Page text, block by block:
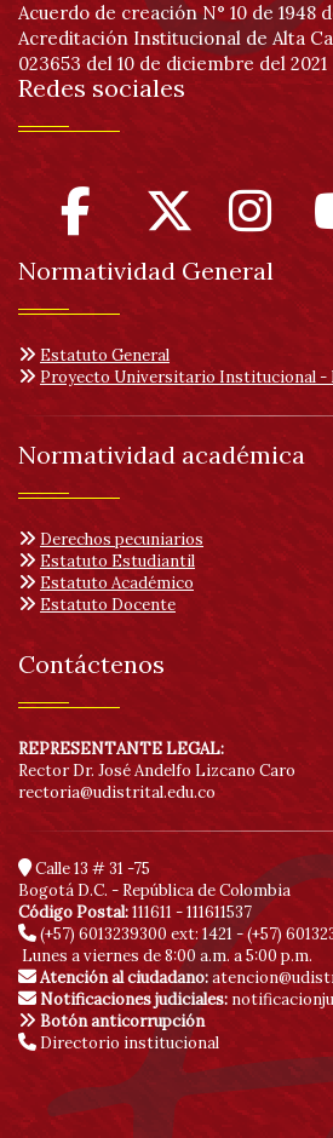
Acuerdo de creación N° 10 de 1948
Acreditación Institucional de Alta
023653 del 10 de diciembre del 2021
Redes sociales
Normatividad General
Estatuto General
Proyecto Universitario Institucional -
Normatividad académica
Derechos pecuniarios
Estatuto Estudiantil
Estatuto Académico
Estatuto Docente
Contáctenos
REPRESENTANTE LEGAL:
Rector Dr. José Andelfo Lizcano Caro
rectoria@udistrital.edu.co
Calle 13 # 31 -75
Bogotá D.C. - República de Colombia
Código Postal:111611 - 111611537
(+57) 6013239300 ext: 1421 - (+57)
Lunes a viernes de 8:00 a.m. a 5:00 p.m.
Atención al ciudadano:
Notificaciones judiciales:
Botón anticorrupción
Directorio institucional